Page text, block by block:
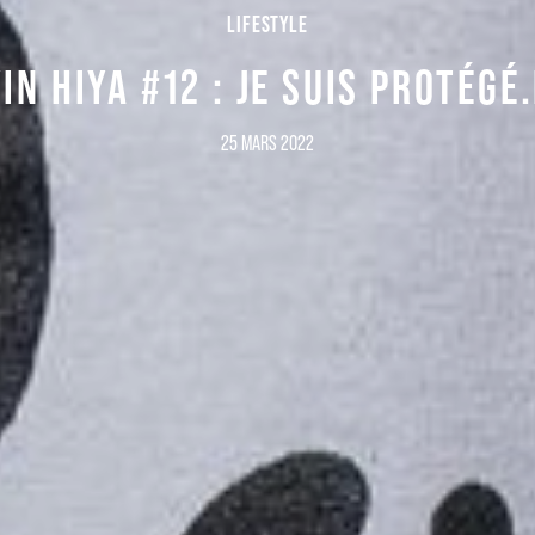
Recevez la culture du 21e siècle dans votre boite mail
LIFESTYLE
HIYA #12 : JE SUIS
25 MARS 2022